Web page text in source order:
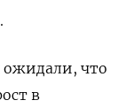
что
в